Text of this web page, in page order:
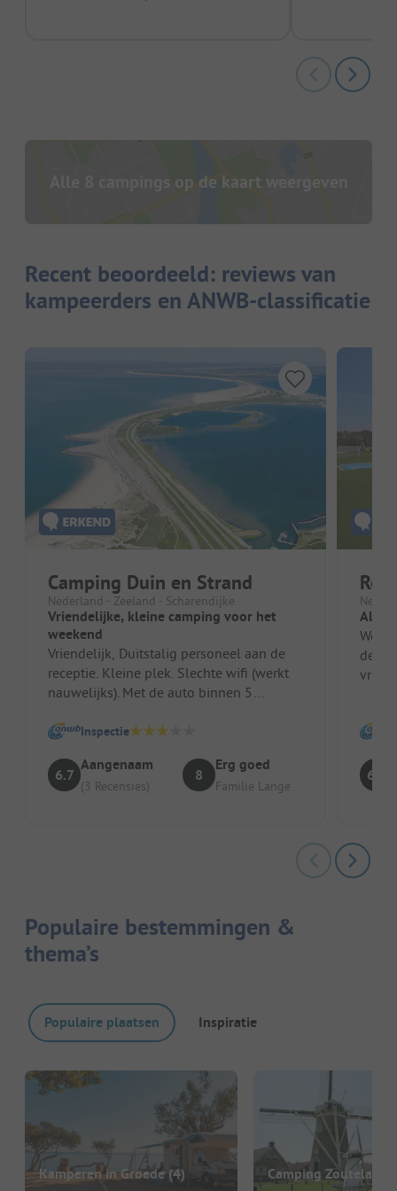
Alle 8 campings op de kaart weergeven
Recent beoordeeld: reviews van
kampeerders en ANWB-classificatie
Camping Duin en Strand
Nederland - Zeeland - Scharendijke
Vriendelijke, kleine camping voor het
weekend
Vriendelijk, Duitstalig personeel aan de
receptie. Kleine plek. Slechte wifi (werkt
nauwelijks). Met de auto binnen 5
Inspectie
6.7
Aangenaam
(3 Recensies)
8
Erg goed
Familie Lange
Altijd
We
deze
6.5
Populaire bestemmingen &
thema’s
Populaire plaatsen Inspiratie
Kamperen in Groede(4) Camping Zoutelande